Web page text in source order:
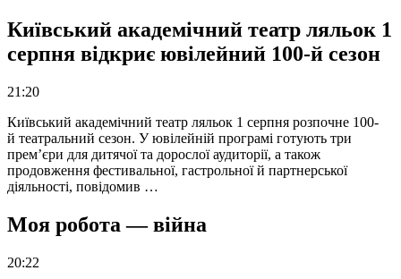
Київський академічний театр ляльок 1
серпня відкриє ювілейний 100-й сезон
21:20
Київський академічний театр ляльок 1 серпня розпочне 100-
й театральний сезон. У ювілейній програмі готують три
прем’єри для дитячої та дорослої аудиторії, а також
продовження фестивальної, гастрольної й партнерської
діяльності, повідомив …
Моя робота — війна
20:22